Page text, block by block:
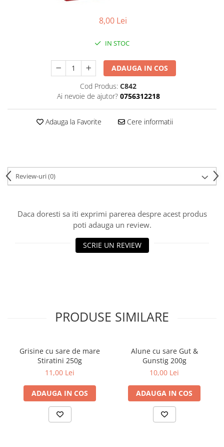
8,00 Lei
IN STOC
ADAUGA IN COS
Cod Produs: C842
Ai nevoie de ajutor? 0756312218
Adauga la Favorite Cere informatii
Review-uri(0)
Daca doresti sa iti exprimi parerea despre acest produs
poti adauga un review.
SCRIE UN REVIEW
PRODUSE SIMILARE
Grisine cu sare de mare
Stiratini 250g
11,00 Lei
ADAUGA IN COS
Alune cu sare Gut &
Gunstig 200g
10,00 Lei
ADAUGA IN COS